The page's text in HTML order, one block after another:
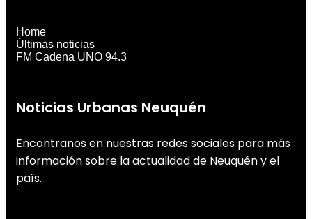
Noticias Urbanas Neuquén
Encontranos en nuestras redes sociales para más
información sobre la actualidad de Neuquén y el
país.
Home
Últimas noticias
FM Cadena UNO 94.3